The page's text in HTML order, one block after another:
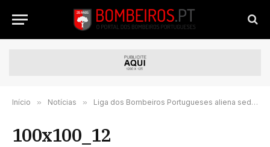
Início » Notícias » Liga dos Bombeiros Portugueses aliena sede em Lisboa
100x100_12